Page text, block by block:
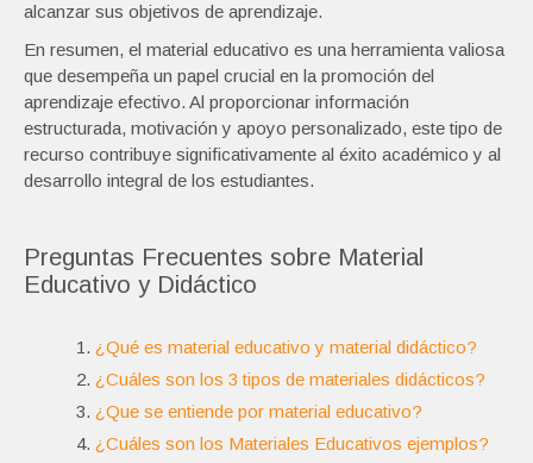
alcanzar sus objetivos de aprendizaje.
En resumen, el material educativo es una herramienta valiosa
que desempeña un papel crucial en la promoción del
aprendizaje efectivo. Al proporcionar información
estructurada, motivación y apoyo personalizado, este tipo de
recurso contribuye significativamente al éxito académico y al
desarrollo integral de los estudiantes.
Preguntas Frecuentes sobre Material
Educativo y Didáctico
¿Qué es material educativo y material didáctico?
¿Cuáles son los 3 tipos de materiales didácticos?
¿Que se entiende por material educativo?
¿Cuáles son los Materiales Educativos ejemplos?